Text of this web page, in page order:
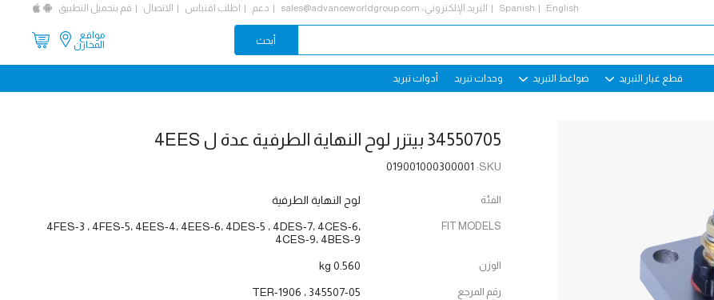
English
Spanish البريد الإلكتروني:: sales@advanceworldgroup.com دعم اطلب اقتباس الاتصال قم بتحميل التطبيق
مواقع
المخازن
قطع غيار التبريد ضواغط التبريد وحدات تبريد أدوات تبريد
34550705 بيتزر لوح النهاية الطرفية عدة ل 4EES
SKU:
الفئة لوح النهاية الطرفية
FIT MODELS
4FES-3 ، 4FES-5، 4EES-4، 4EES-6، 4DES-5 ، 4DES-7، 4CES-6،
4CES-9، 4BES-9
الوزن 0.560 kg
رقم المرجع 345507-05 ، TER-1906